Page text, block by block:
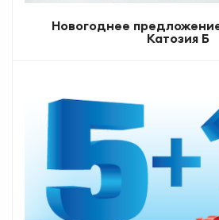
Новогоднее
Катозия Б